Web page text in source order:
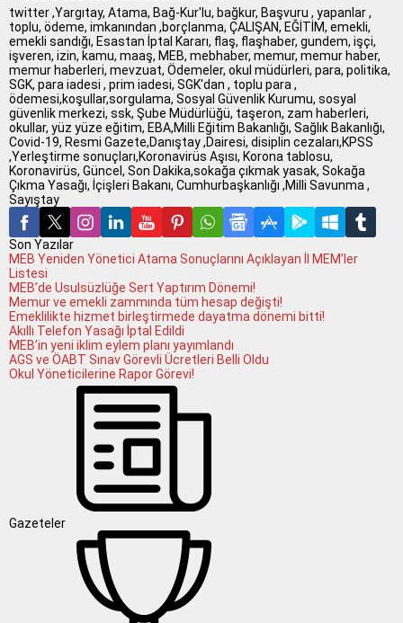
twitter ,Yargıtay, Atama, Bağ-Kur'lu, bağkur, Başvuru , yapanlar ,
toplu, ödeme, imkanından ,borçlanma, ÇALIŞAN, EĞİTİM, emekli,
emekli sandığı, Esastan İptal Kararı, flaş, flaşhaber, gundem, işçi,
işveren, izin, kamu, maaş, MEB, mebhaber, memur, memur haber,
memur haberleri, mevzuat, Ödemeler, okul müdürleri, para, politika,
SGK, para iadesi , prim iadesi, SGK'dan , toplu para ,
ödemesi,koşullar,sorgulama, Sosyal Güvenlik Kurumu, sosyal
güvenlik merkezi, ssk, Şube Müdürlüğü, taşeron, zam haberleri,
okullar, yüz yüze eğitim, EBA,Milli Eğitim Bakanlığı, Sağlık Bakanlığı,
Covid-19, Resmi Gazete,Danıştay ,Dairesi, disiplin cezaları,KPSS
,Yerleştirme sonuçları,Koronavirüs Aşısı, Korona tablosu,
Koronavirüs, Güncel, Son Dakika,sokağa çıkmak yasak, Sokağa
Çıkma Yasağı, İçişleri Bakanı, Cumhurbaşkanlığı ,Milli Savunma ,
Sayıştay
Son Yazılar
MEB Yeniden Yönetici Atama Sonuçlarını Açıklayan İl MEM’ler
Listesi
MEB’de Usulsüzlüğe Sert Yaptırım Dönemi!
Memur ve emekli zammında tüm hesap değişti!
Emeklilikte hizmet birleştirmede dayatma dönemi bitti!
Akıllı Telefon Yasağı İptal Edildi
MEB’in yeni iklim eylem planı yayımlandı
AGS ve ÖABT Sınav Görevli Ücretleri Belli Oldu
Okul Yöneticilerine Rapor Görevi!
Gazeteler